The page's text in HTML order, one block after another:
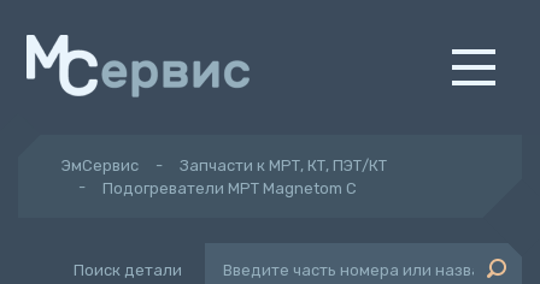
ЭмСервис
Запчасти к МРТ, КТ, ПЭТ/КТ
Подогреватели МРТ Magnetom C
Поиск детали